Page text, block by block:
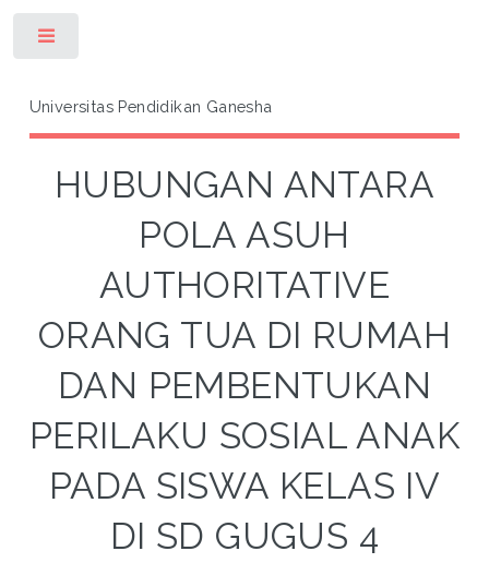
Universitas Pendidikan Ganesha
HUBUNGAN ANTARA
POLA ASUH
AUTHORITATIVE
ORANG TUA DI RUMAH
DAN PEMBENTUKAN
PERILAKU SOSIAL ANAK
PADA SISWA KELAS IV
DI SD GUGUS 4